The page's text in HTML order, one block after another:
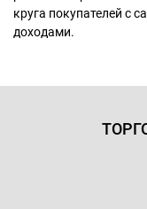
круга покупателей с
доходами.